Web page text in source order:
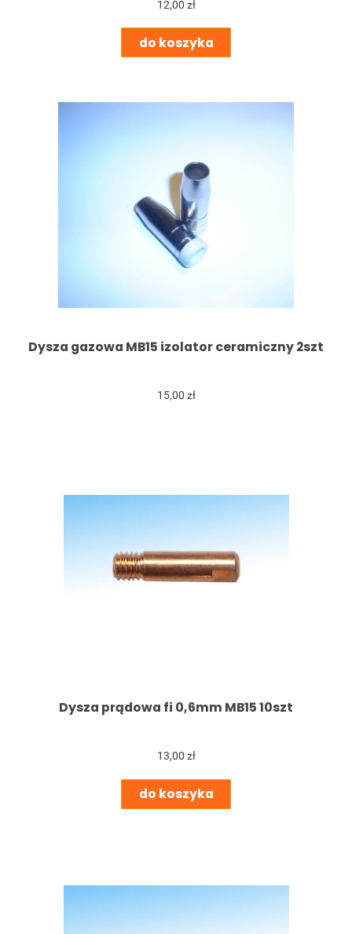
12,00 zł
do koszyka
Dysza gazowa MB15 izolator ceramiczny 2szt
15,00 zł
Dysza prądowa fi 0,6mm MB15 10szt
13,00 zł
do koszyka